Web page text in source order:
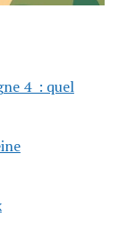
4 : quel